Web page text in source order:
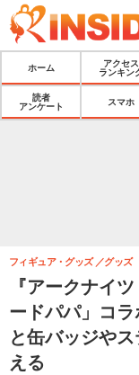
ホーム
アクセス
ランキン
読者
アンケート
スマホ
『アークナイ
ードパパ」コ
と缶バッジや
える
フィギュア・グッズ グッズ